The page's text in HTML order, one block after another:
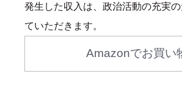
発生した収入は、政治活動の充実
ていただきます。
Amazonでお買い